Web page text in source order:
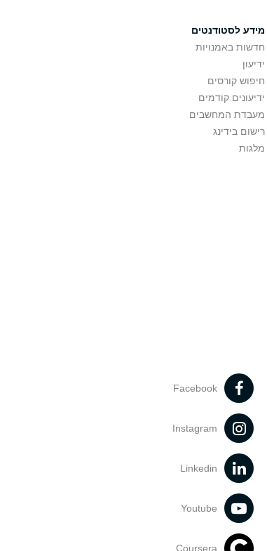
מידע לסטודנטים
חדשות באמנויות
ידיעון
חיפוש קורסים
ידיעונים קודמים
מעבדת המחשבים
רישום בידינג
מלגות
Facebook
Instagram
Linkedin
Youtube
Coursera